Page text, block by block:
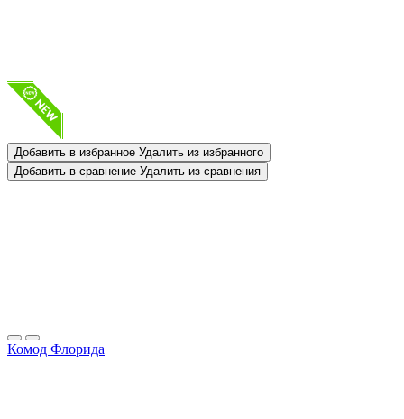
Добавить в избранное Удалить из избранного
Добавить в сравнение Удалить из сравнения
Комод Флорида